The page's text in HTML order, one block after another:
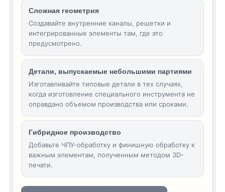
Сложная геометрия
Создавайте внутренние каналы, решетки и
интегрированные элементы там, где это
предусмотрено.
Детали, выпускаемые небольшими партиями
Изготавливайте типовые детали в тех случаях,
когда изготовление специального инструмента не
оправдано объемом производства или сроками.
Гибридное производство
Добавьте ЧПУ-обработку и финишную обработку к
важным элементам, полученным методом 3D-
печати.